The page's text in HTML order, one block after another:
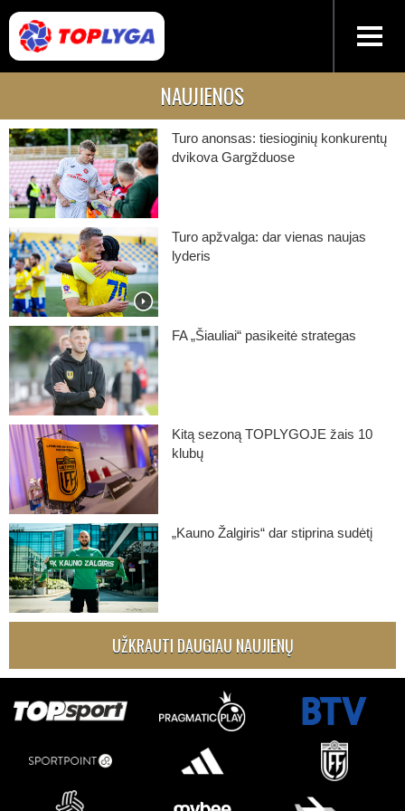
NAUJIENOS
Turo anonsas: tiesioginių konkurentų
dvikova Gargžduose
Turo apžvalga: dar vienas naujas
lyderis
FA „Šiauliai“ pasikeitė strategas
Kitą sezoną TOPLYGOJE žais 10
klubų
„Kauno Žalgiris“ dar stiprina sudėtį
UŽKRAUTI DAUGIAU NAUJIENŲ